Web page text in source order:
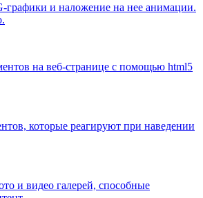
графики и наложение на нее анимации.
на веб-странице с помощью html5
которые реагируют при наведении
и видео галерей, способные